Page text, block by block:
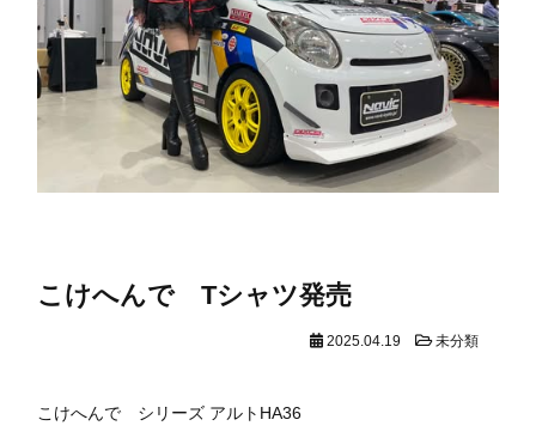
こけへんで Tシャツ発売
2025.04.19 未分類
こけへんで シリーズ アルトHA36